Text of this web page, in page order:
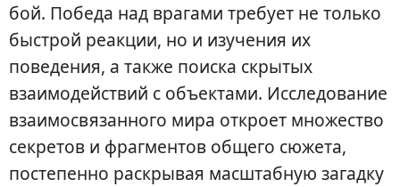
бой. Победа над врагами требует не только
быстрой реакции, но и изучения их
поведения, а также поиска скрытых
взаимодействий с объектами. Исследование
взаимосвязанного мира откроет множество
секретов и фрагментов общего сюжета,
постепенно раскрывая масштабную загадку